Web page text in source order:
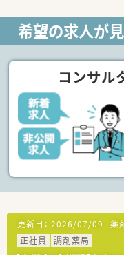
■調剤機器も安全
剤監査システムは
■幅広い年代の方
の後は時短制度を
■有給休暇も100％
■施設在宅業務は
ので、携わりたい
◇こんな薬局です◇
■JR高槻駅/阪急高
■定着率の高い薬
■在宅業務に積極
◇こんな方にオス
■電車通勤で毎日
■定着率の高い薬局
希望の求人が
コンサル
更新日： 2026/07/09 薬
正社員
調剤薬局